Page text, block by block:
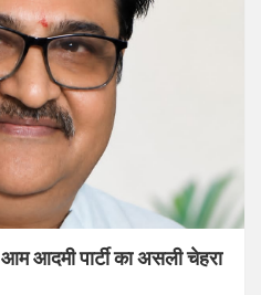
आदमी पार्टी का असली चेहरा